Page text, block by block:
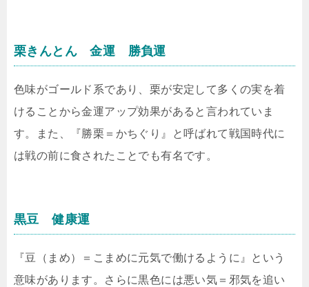
栗きんとん 金運 勝負運
色味がゴールド系であり、栗が安定して多くの実を着
けることから金運アップ効果があると言われていま
す。また、『勝栗＝かちぐり』と呼ばれて戦国時代に
は戦の前に食されたことでも有名です。
黒豆 健康運
『豆（まめ）＝こまめに元気で働けるように』という
意味があります。さらに黒色には悪い気＝邪気を追い